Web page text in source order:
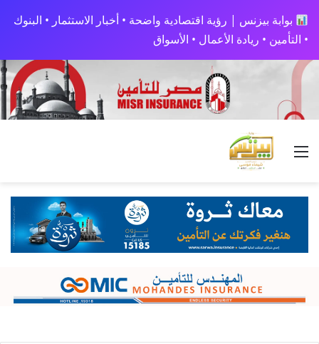
بوابة بيزنس | رؤية اقتصادية واضحة • أخبار الاستثمار • البنوك
• التأمين • ريادة الأعمال • الأسواق
القائمة